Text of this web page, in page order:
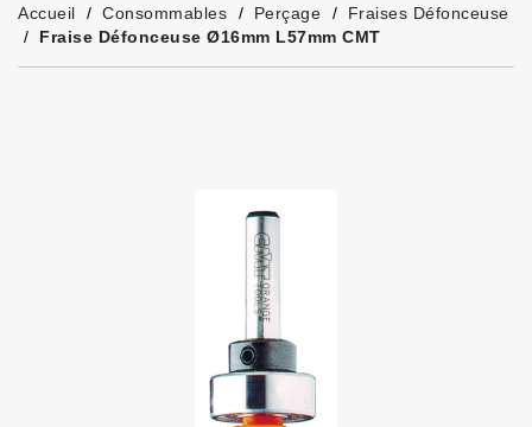
Consommables
Accueil Consommables Perçage
Fraises Défonceuse
Fraise Défonceuse Ø16mm L57mm CMT